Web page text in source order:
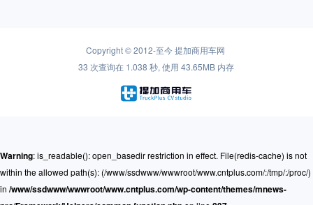
Copyright © 2012-至今提加商用车网
33 次查询在 1.038 秒, 使用 43.65MB 内存
Warning: is_readable(): open_basedir restriction in effect. File(redis-cache) is not
within the allowed path(s): (/www/ssdwww/wwwroot/www.cntplus.com/:/tmp/:/proc/)
in /www/ssdwww/wwwroot/www.cntplus.com/wp-content/themes/mnews-